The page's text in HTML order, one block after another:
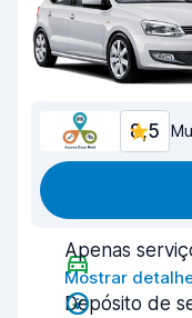
8,5
Apenas
Mostrar
Depósito de